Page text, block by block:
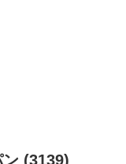
ン (3139)